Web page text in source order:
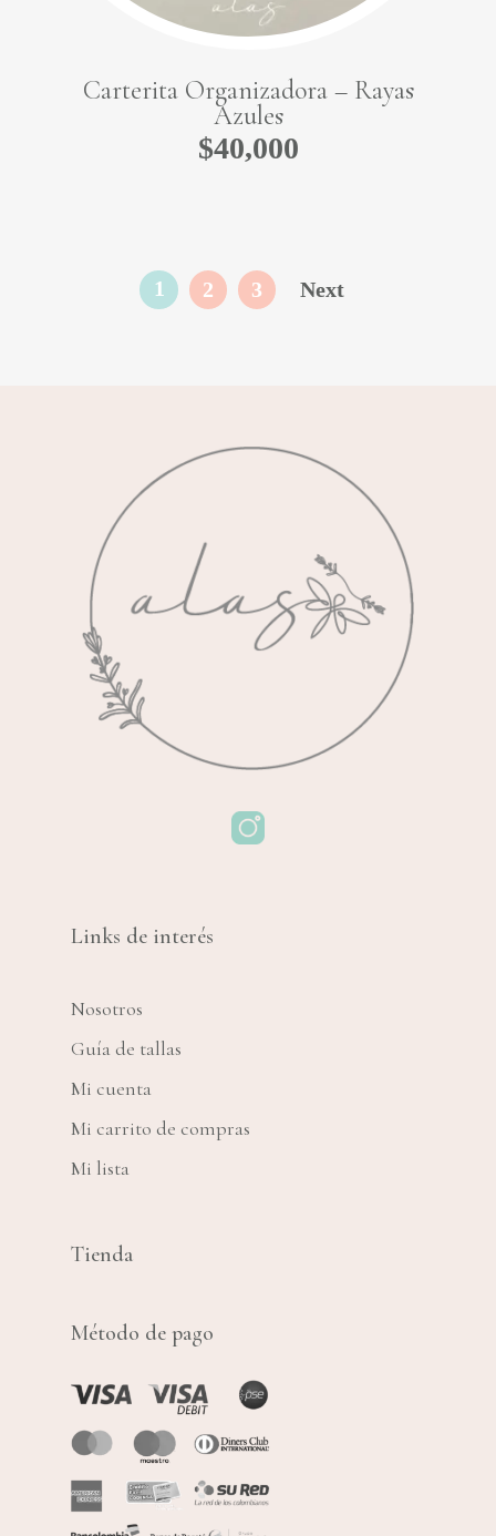
Carterita Organizadora – Rayas
Azules
$40,000
1 2 3 Next
Links de interés
Nosotros
Guía de tallas
Mi cuenta
Mi carrito de compras
Mi lista
Tienda
Método de pago